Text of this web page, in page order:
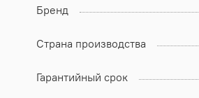
Бренд
Страна производства
Гарантийный срок